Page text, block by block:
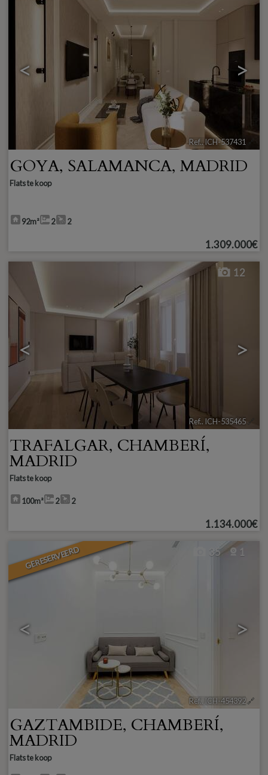
< >
Ref.. ICH-537431 🔗
GOYA, SALAMANCA, MADRID
Flats te koop
92m² 2 2
1.309.000€
< >
12
Ref.. ICH-535465 🔗
TRAFALGAR, CHAMBERÍ,
MADRID
Flats te koop
100m² 2 2
1.134.000€
GERESERVEERD
< >
35 1
Ref.. ICH-454392🔗
GAZTAMBIDE, CHAMBERÍ,
MADRID
Flats te koop